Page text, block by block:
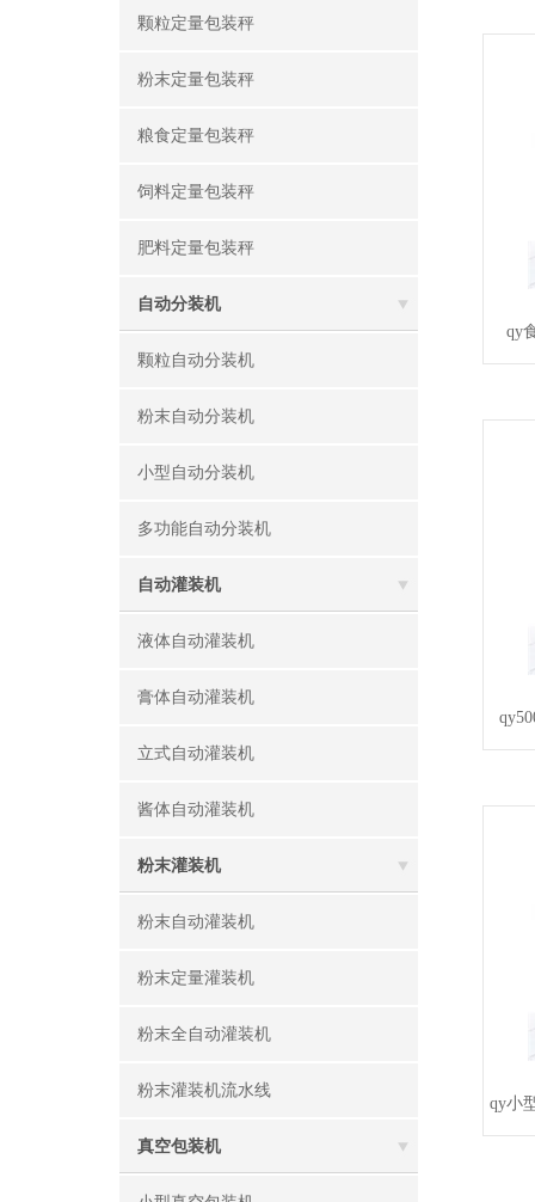
颗粒定量包装秤
粉末定量包装秤
粮食定量包装秤
饲料定量包装秤
肥料定量包装秤
自动分装机
颗粒自动分装机
粉末自动分装机
小型自动分装机
多功能自动分装机
自动灌装机
液体自动灌装机
膏体自动灌装机
立式自动灌装机
酱体自动灌装机
粉末灌装机
粉末自动灌装机
粉末定量灌装机
粉末全自动灌装机
粉末灌装机流水线
真空包装机
qy
qy小